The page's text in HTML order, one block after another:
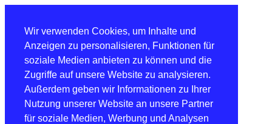
Wir verwenden Cookies, um Inhalte und
Anzeigen zu personalisieren, Funktionen für
soziale Medien anbieten zu können und die
Zugriffe auf unsere Website zu analysieren.
Außerdem geben wir Informationen zu Ihrer
Nutzung unserer Website an unsere Partner
für soziale Medien, Werbung und Analysen